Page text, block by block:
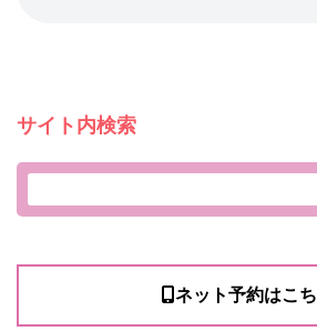
サイト内検索
ネット予約はこ